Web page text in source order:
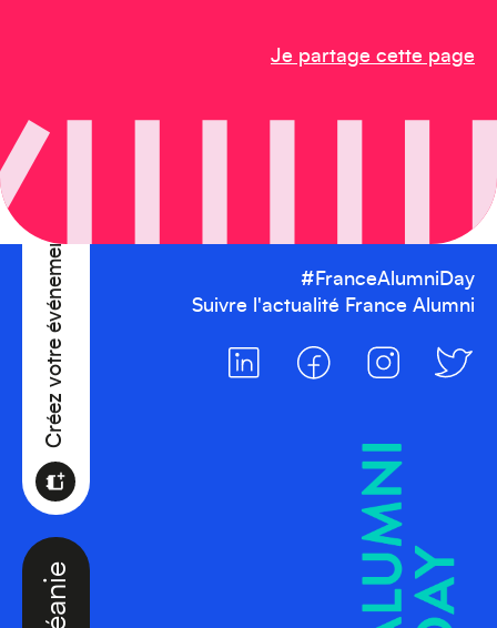
Je partage cette page
Océanie
Créez votre événement
#FranceAlumniDay
Suivre l'actualité France Alumni